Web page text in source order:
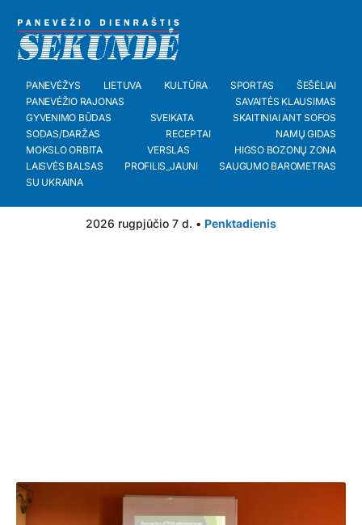
PANEVĖŽYS LIETUVA KULTŪRA SPORTAS
ŠEŠĖLIAI
PANEVĖŽIO RAJONAS
SAVAITĖS KLAUSIMAS
GYVENIMO BŪDAS
SVEIKATA
SKAITINIAI ANT SOFOS
SODAS/DARŽAS
RECEPTAI
NAMŲ GIDAS
MOKSLO ORBITA
VERSLAS
HIGSO BOZONŲ ZONA
LAISVĖS BALSAS
PROFILIS_JAUNI
SAUGUMO BAROMETRAS
SU UKRAINA
2026 rugpjūčio 7 d. • Penktadienis